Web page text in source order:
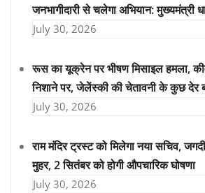
जनभागीदारी से चलेगा अभियान: मुख्यमंत्री
July 30, 2026
रूस का यूक्रेन पर भीषण मिसाइल हमला,
निशाने पर, जेलेंस्की की चेतावनी के कुछ देर
July 30, 2026
राम मंदिर ट्रस्ट को मिलेगा नया सचिव,
मुहर, 2 सितंबर को होगी औपचारिक घोषणा
July 30, 2026